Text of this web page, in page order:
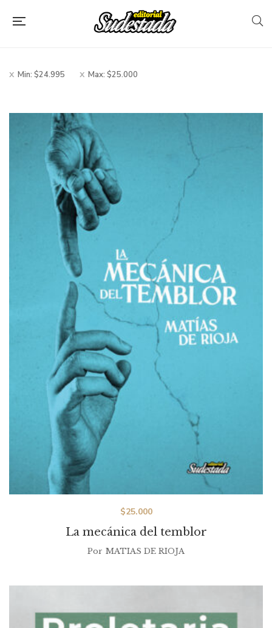
Filtros
Min: $24.995 Max: $25.000
La mecánica del temblor
$25.000
Por MATIAS DE RIOJA